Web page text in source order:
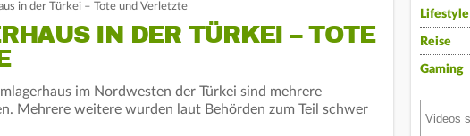
in der Türkei – Tote und Verletzte
IN DER TÜRKEI – TOTE
im Nordwesten der Türkei sind mehrere
Mehrere weitere wurden laut Behörden zum Teil schwer
Lifestyle
Reise
Gaming